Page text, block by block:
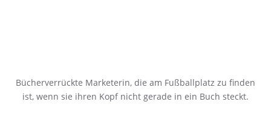
Bücherverrückte Marketerin, die am Fußballplatz zu finden
ist, wenn sie ihren Kopf nicht gerade in ein Buch steckt.